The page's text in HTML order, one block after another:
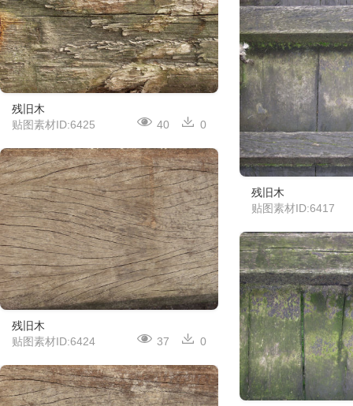
残旧木
贴图素材ID:6425
40 0
残旧木
贴图素材ID:6424
37 0
残旧木
贴图素材ID:6417